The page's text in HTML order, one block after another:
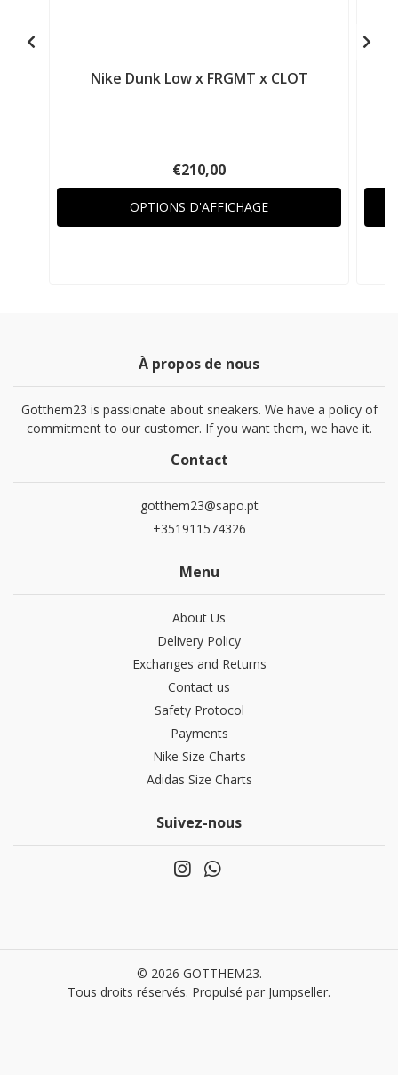
Nike Dunk Low x FRGMT x CLOT
€210,00
OPTIONS D'AFFICHAGE
À propos de nous
Gotthem23 is passionate about sneakers. We have a policy of
commitment to our customer. If you want them, we have it.
Contact
gotthem23@sapo.pt
+351911574326
Menu
About Us
Delivery Policy
Exchanges and Returns
Contact us
Safety Protocol
Payments
Nike Size Charts
Adidas Size Charts
Suivez-nous
© 2026 GOTTHEM23.
Tous droits réservés. Propulsé par Jumpseller.